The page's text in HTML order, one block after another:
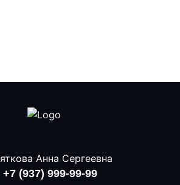
Анна Сергеевна
+7 (937) 999-99-99